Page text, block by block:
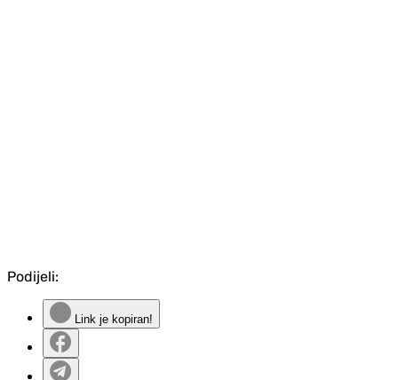
Podijeli:
Link je kopiran!